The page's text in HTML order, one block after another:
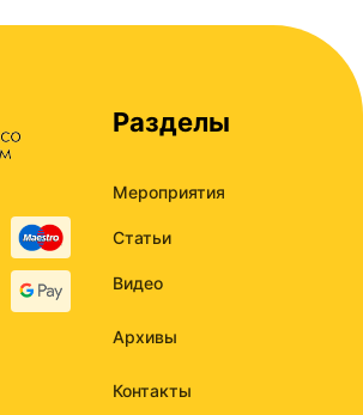
Разделы
Мероприятия
Статьи
Видео
Архивы
Контакты